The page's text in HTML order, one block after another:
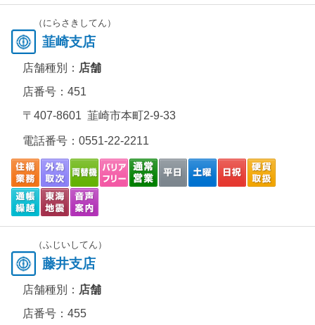
（にらさきしてん）
韮崎支店
店舗種別： 店舗
店番号：451
〒407-8601 韮崎市本町2-9-33
電話番号： 0551-22-2211
（ふじいしてん）
藤井支店
店舗種別： 店舗
店番号：455